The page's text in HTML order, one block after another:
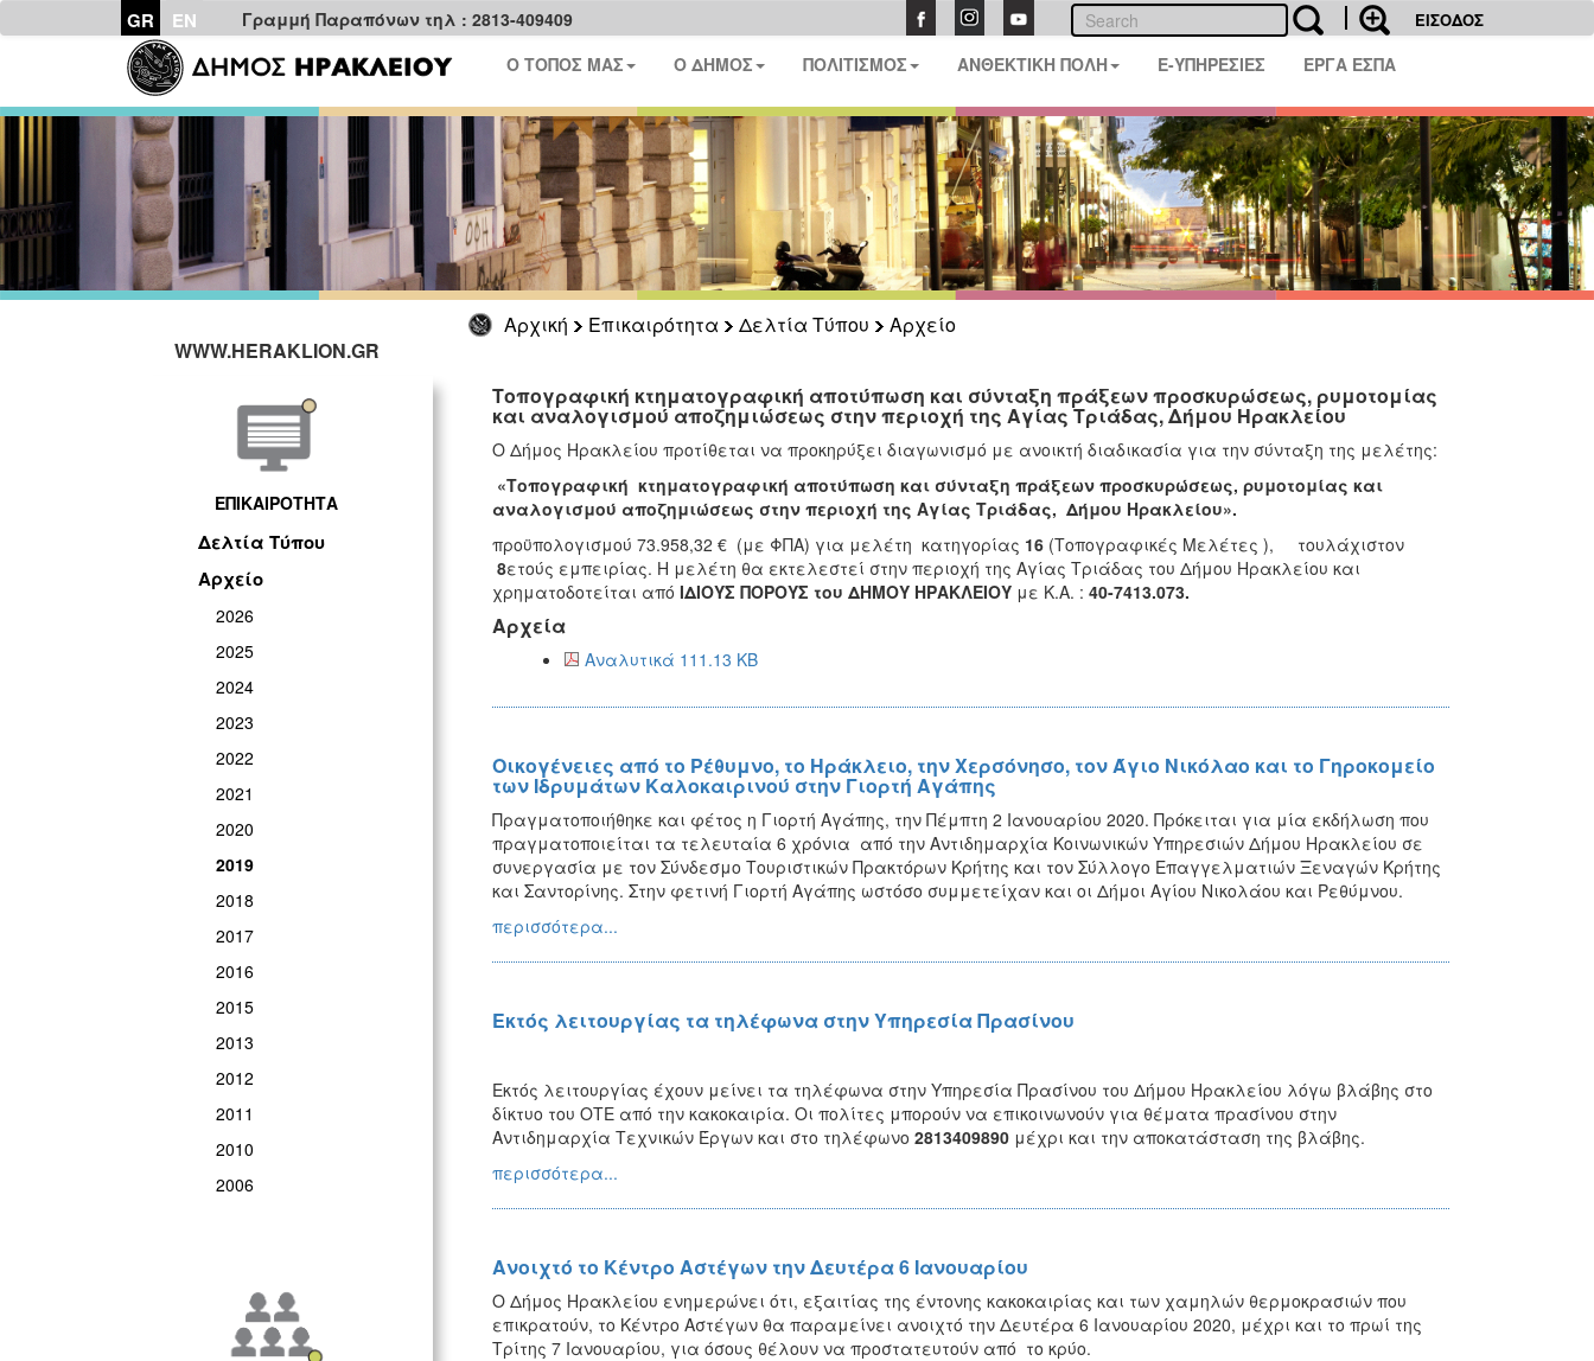
GR EN Γραμμή Παραπόνων τηλ : 2813-409409 ΕΙΣΟΔΟΣ
Ο ΤΟΠΟΣ ΜΑΣ Ο ΔΗΜΟΣ ΠΟΛΙΤΙΣΜΟΣ ΑΝΘΕΚΤΙΚΗ ΠΟΛΗ E-ΥΠΗΡΕΣΙΕΣ ΕΡΓΑ ΕΣΠΑ
Αρχική Επικαιρότητα Δελτία Τύπου
Αρχείο
WWW.HERAKLION.GR
ΕΠΙΚΑΙΡΟΤΗΤΑ
Δελτία Τύπου
Αρχείο
2026
2025
2024
2023
2022
2021
2020
2019
2018
2017
2016
2015
2013
2012
2011
2010
2006
Τοπογραφική κτηματογραφική αποτύπωση και σύνταξη πράξεων προσκυρώσεως, ρυμοτομίας
και αναλογισμού αποζημιώσεως στην περιοχή της Αγίας Τριάδας, Δήμου Ηρακλείου
Ο Δήμος Ηρακλείου προτίθεται να προκηρύξει διαγωνισμό με ανοικτή διαδικασία για την σύνταξη της μελέτης:
«Τοπογραφική κτηματογραφική αποτύπωση και σύνταξη πράξεων προσκυρώσεως, ρυμοτομίας και
αναλογισμού αποζημιώσεως στην περιοχή της Αγίας Τριάδας, Δήμου Ηρακλείου».
προϋπολογισμού 73.958,32 € (με ΦΠΑ) για μελέτη κατηγορίας 16(Τοπογραφικές Μελέτες ), τουλάχιστον
8ετούς εμπειρίας. Η μελέτη θα εκτελεστεί στην περιοχή της Αγίας Τριάδας του Δήμου Ηρακλείου και
χρηματοδοτείται από ΙΔΙΟΥΣ ΠΟΡΟΥΣ του ΔΗΜΟΥ ΗΡΑΚΛΕΙΟΥμε Κ.Α. : 40-7413.073.
Αρχεία
Αναλυτικά 111.13 KB
Οικογένειες από το Ρέθυμνο, το Ηράκλειο, την Χερσόνησο, τον Άγιο Νικόλαο και το Γηροκομείο
των Ιδρυμάτων Καλοκαιρινού στην Γιορτή Αγάπης
Πραγματοποιήθηκε και φέτος η Γιορτή Αγάπης, την Πέμπτη 2 Ιανουαρίου 2020. Πρόκειται για μία εκδήλωση που
πραγματοποιείται τα τελευταία 6 χρόνια από την Αντιδημαρχία Κοινωνικών Υπηρεσιών Δήμου Ηρακλείου σε
συνεργασία με τον Σύνδεσμο Τουριστικών Πρακτόρων Κρήτης και τον Σύλλογο Επαγγελματιών Ξεναγών Κρήτης
και Σαντορίνης. Στην φετινή Γιορτή Αγάπης ωστόσο συμμετείχαν και οι Δήμοι Αγίου Νικολάου και Ρεθύμνου.
περισσότερα...
Εκτός λειτουργίας τα τηλέφωνα στην Υπηρεσία Πρασίνου
Εκτός λειτουργίας έχουν μείνει τα τηλέφωνα στην Υπηρεσία Πρασίνου του Δήμου Ηρακλείου λόγω βλάβης στο
δίκτυο του ΟΤΕ από την κακοκαιρία. Οι πολίτες μπορούν να επικοινωνούν για θέματα πρασίνου στην
Αντιδημαρχία Τεχνικών Έργων και στο τηλέφωνο 2813409890μέχρι και την αποκατάσταση της βλάβης.
περισσότερα...
Ανοιχτό το Κέντρο Αστέγων την Δευτέρα 6 Ιανουαρίου
Ο Δήμος Ηρακλείου ενημερώνει ότι, εξαιτίας της έντονης κακοκαιρίας και των χαμηλών θερμοκρασιών που
επικρατούν, το Κέντρο Αστέγων θα παραμείνει ανοιχτό την Δευτέρα 6 Ιανουαρίου 2020, μέχρι και το πρωί της
Τρίτης 7 Ιανουαρίου, για όσους θέλουν να προστατευτούν από το κρύο.